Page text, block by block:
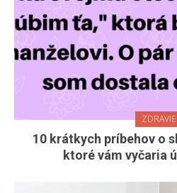
ZDRAVIE
10 krátkych príbehov o
ktoré vám vyčaria